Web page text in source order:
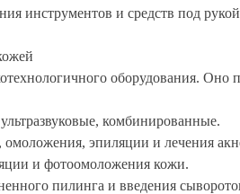
инструментов и средств под
оборудования. Оно
комбинированные.
омоложения, эпиляции и лечения
и фотоомоложения кожи.
пилинга и введения